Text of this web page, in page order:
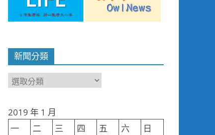
新聞分類
新
類
2019 年 1 月
一
二 三 四 五 六 日